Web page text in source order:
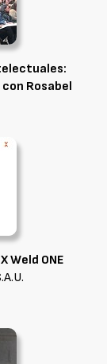
Rosabel
Weld ONE